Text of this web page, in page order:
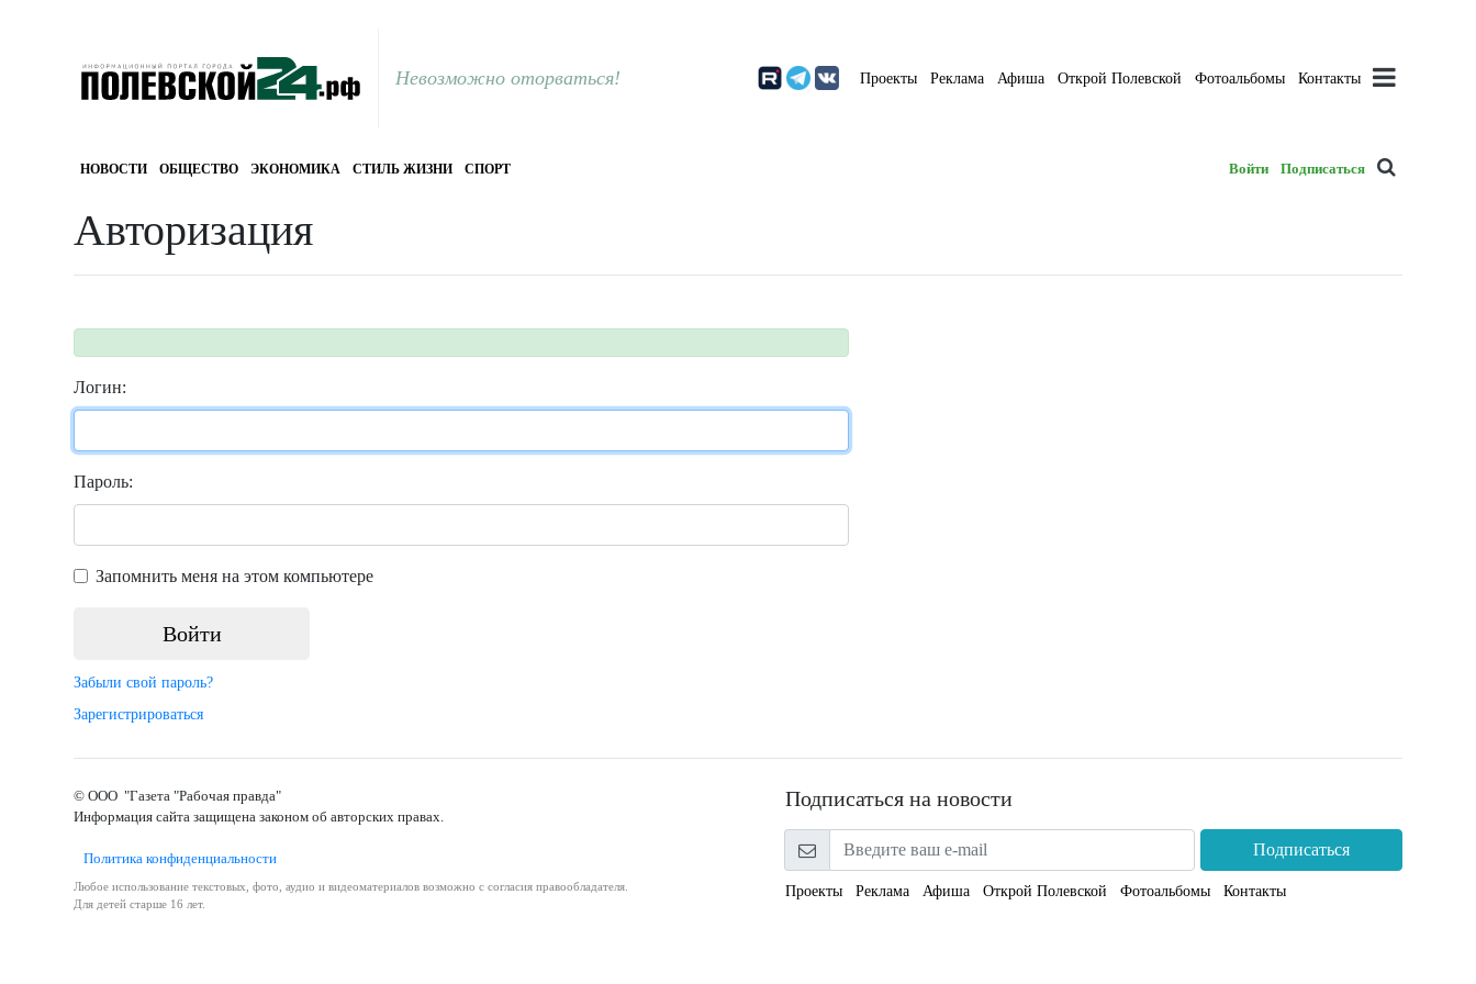
Невозможно оторваться! Проекты Реклама Афиша Открой Полевской Фотоальбомы Контакты
НОВОСТИ ОБЩЕСТВО ЭКОНОМИКА СТИЛЬ ЖИЗНИ СПОРТ Войти Подписаться
Авторизация
Логин:
Пароль:
Запомнить меня на этом компьютере
Забыли свой пароль?
Зарегистрироваться
© ООО "Газета "Рабочая правда"
Информация сайта защищена законом об авторских правах.
Политика конфиденциальности
Любое использование текстовых, фото, аудио и видеоматериалов возможно с согласия правообладателя.
Для детей старше 16 лет.
Подписаться на новости
Подписаться
Проекты Реклама Афиша Открой Полевской Фотоальбомы Контакты